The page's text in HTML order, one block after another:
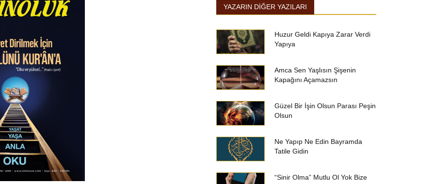
YAZARIN DIĞER YAZILARI
Huzur Geldi Kapıya Zarar Verdi
Yapıya
Amca Sen Yaşlısın Şişenin
Kapağını Açamazsın
Güzel Bir İşin Olsun Parası Peşin
Olsun
Ne Yapıp Ne Edin Bayramda
Tatile Gidin
“Sinir Olma” Mutlu Ol Yok Bize